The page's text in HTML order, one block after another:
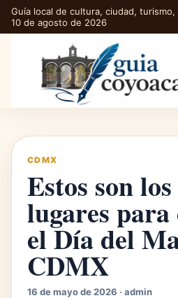
Guía local de cultura, ciudad,
10 de agosto de 2026
CDMX
Estos son
lugares
el Día del
CDMX
16 de mayo de 2026 · admin